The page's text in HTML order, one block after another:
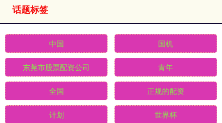
话题标签
中国 国机
东莞市股票配资公司 青年
全国 正规的配资
计划 世界杯